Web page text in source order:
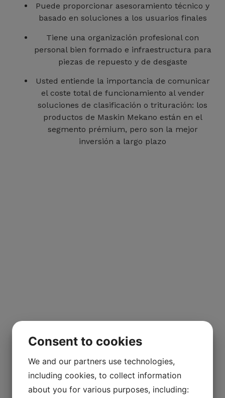
Puede proporcionar asesoramiento técnico y
basado en soluciones a los usuarios finales
Tiene una organización profesional con
personal bien formado e infraestructura para
piezas de repuesto y de desgaste
Usted entiende la importancia de comunicar
el coste total de funcionamiento al vender
soluciones de clasificación o trituración: los
productos de Maskin Mekano están en el
segmento prémium, pero son la mejor
inversión a largo plazo
Consent to cookies
We and our partners use technologies,
including cookies, to collect information
about you for various purposes, including: